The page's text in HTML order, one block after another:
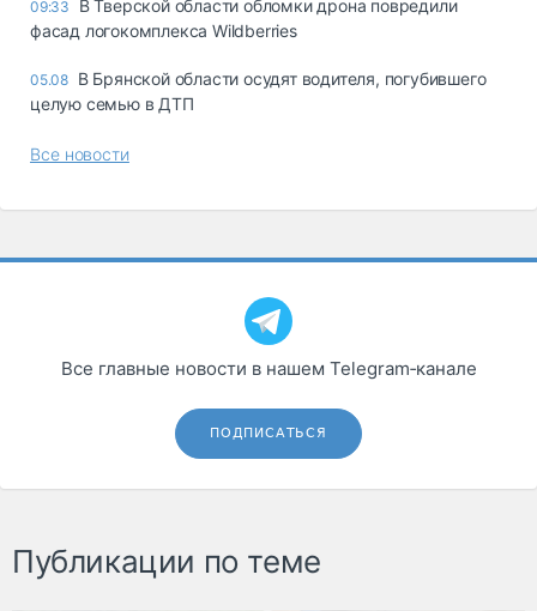
09:33
В Тверской области обломки дрона повредили
фасад логокомплекса Wildberries
05.08 В Брянской области осудят водителя, погубившего
целую семью в ДТП
Все новости
Все главные новости в нашем Telegram‑канале
ПОДПИСАТЬСЯ
Публикации по теме